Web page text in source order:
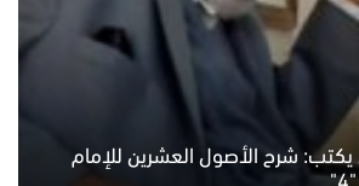
يكتب: شرح الأصول العشرين للإمام